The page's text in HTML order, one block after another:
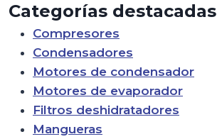
Categorías destacadas
Compresores
Condensadores
Motores de condensador
Motores de evaporador
Filtros deshidratadores
Mangueras